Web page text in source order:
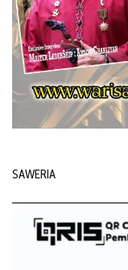
SAWERIA